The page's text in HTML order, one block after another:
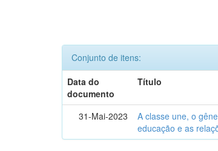
Conjunto de itens:
Data do
documento
Título
31-Mai-2023
A classe une, o
educação e as